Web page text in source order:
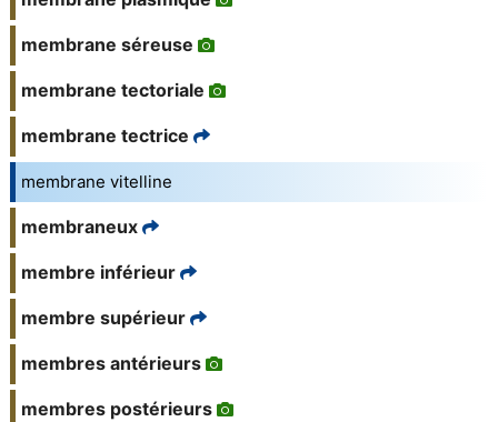
membrane séreuse
membrane tectoriale
membrane tectrice
membrane vitelline
membraneux
membre inférieur
membre supérieur
membres antérieurs
membres postérieurs